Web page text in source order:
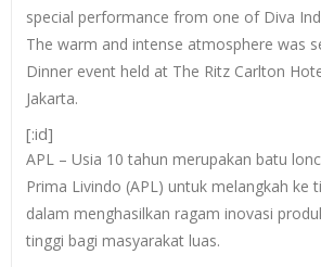
special performance from one of Diva
The warm and intense atmosphere was
Dinner event held at The Ritz Carlton
Jakarta.
[:id]
APL – Usia 10 tahun merupakan batu
Prima Livindo (APL) untuk melangkah ke
dalam menghasilkan ragam inovasi
tinggi bagi masyarakat luas.